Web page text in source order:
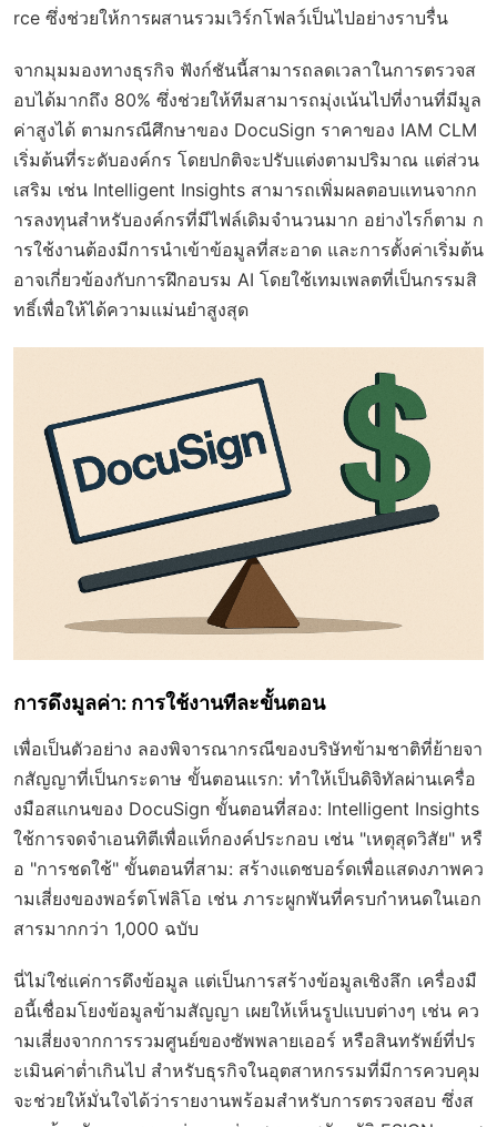
rce ซึ่งช่วยให้การผสานรวมเวิร์กโฟลว์เป็นไปอย่างราบรื่น
จากมุมมองทางธุรกิจ ฟังก์ชันนี้สามารถลดเวลาในการตรวจส
อบได้มากถึง 80% ซึ่งช่วยให้ทีมสามารถมุ่งเน้นไปที่งานที่มีมูล
ค่าสูงได้ ตามกรณีศึกษาของ DocuSign ราคาของ IAM CLM
เริ่มต้นที่ระดับองค์กร โดยปกติจะปรับแต่งตามปริมาณ แต่ส่วน
เสริม เช่น Intelligent Insights สามารถเพิ่มผลตอบแทนจากก
ารลงทุนสำหรับองค์กรที่มีไฟล์เดิมจำนวนมาก อย่างไรก็ตาม ก
ารใช้งานต้องมีการนำเข้าข้อมูลที่สะอาด และการตั้งค่าเริ่มต้น
อาจเกี่ยวข้องกับการฝึกอบรม AI โดยใช้เทมเพลตที่เป็นกรรมสิ
ทธิ์เพื่อให้ได้ความแม่นยำสูงสุด
การดึงมูลค่า: การใช้งานทีละขั้นตอน
เพื่อเป็นตัวอย่าง ลองพิจารณากรณีของบริษัทข้ามชาติที่ย้ายจา
กสัญญาที่เป็นกระดาษ ขั้นตอนแรก: ทำให้เป็นดิจิทัลผ่านเครื่อ
งมือสแกนของ DocuSign ขั้นตอนที่สอง: Intelligent Insights
ใช้การจดจำเอนทิตีเพื่อแท็กองค์ประกอบ เช่น "เหตุสุดวิสัย" หรื
อ "การชดใช้" ขั้นตอนที่สาม: สร้างแดชบอร์ดเพื่อแสดงภาพคว
ามเสี่ยงของพอร์ตโฟลิโอ เช่น ภาระผูกพันที่ครบกำหนดในเอก
สารมากกว่า 1,000 ฉบับ
นี่ไม่ใช่แค่การดึงข้อมูล แต่เป็นการสร้างข้อมูลเชิงลึก เครื่องมื
อนี้เชื่อมโยงข้อมูลข้ามสัญญา เผยให้เห็นรูปแบบต่างๆ เช่น คว
ามเสี่ยงจากการรวมศูนย์ของซัพพลายเออร์ หรือสินทรัพย์ที่ปร
ะเมินค่าต่ำเกินไป สำหรับธุรกิจในอุตสาหกรรมที่มีการควบคุม
จะช่วยให้มั่นใจได้ว่ารายงานพร้อมสำหรับการตรวจสอบ ซึ่งส